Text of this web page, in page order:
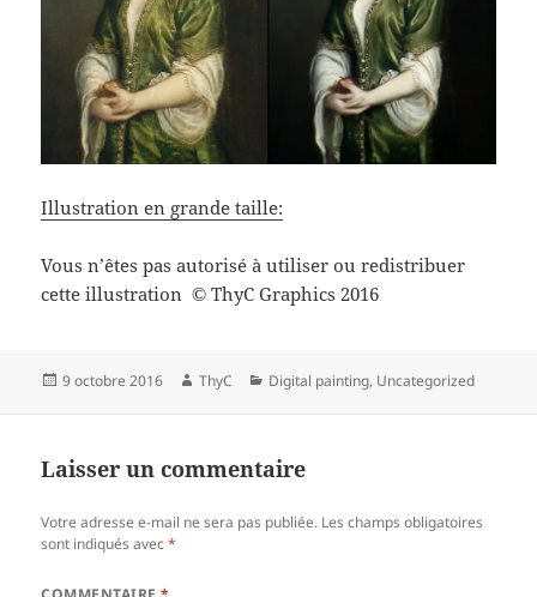
Illustration en grande taille:
Vous n’êtes pas autorisé à utiliser ou redistribuer
cette illustration©ThyC Graphics 2016
Publié
9 octobre 2016 Auteur
ThyC Catégories
Digital painting, Uncategorized
Laisser un commentaire
Votre adresse e-mail ne sera pas publiée. Les champs obligatoires
sont indiqués avec*